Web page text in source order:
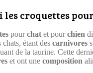
les croquettes
pourchat et pourchien
étant des carnivores
de la taurine. Cette
et ont une composition